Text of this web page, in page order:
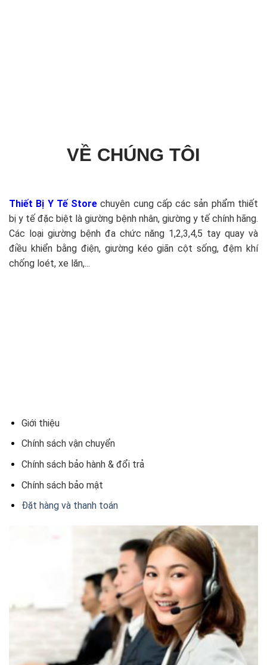
VỀ CHÚNG TÔI
Thiết Bị Y Tế Store chuyên cung cấp các sản phẩm thiết
bị y tế đặc biệt là giường bệnh nhân, giường y tế chính hãng.
Các loại giường bệnh đa chức năng 1,2,3,4,5 tay quay và
điều khiển bằng điện, giường kéo giãn cột sống, đệm khí
chống loét, xe lăn,...
Giới thiệu
Chính sách vận chuyển
Chính sách bảo hành & đổi trả
Chính sách bảo mật
Đặt hàng và thanh toán